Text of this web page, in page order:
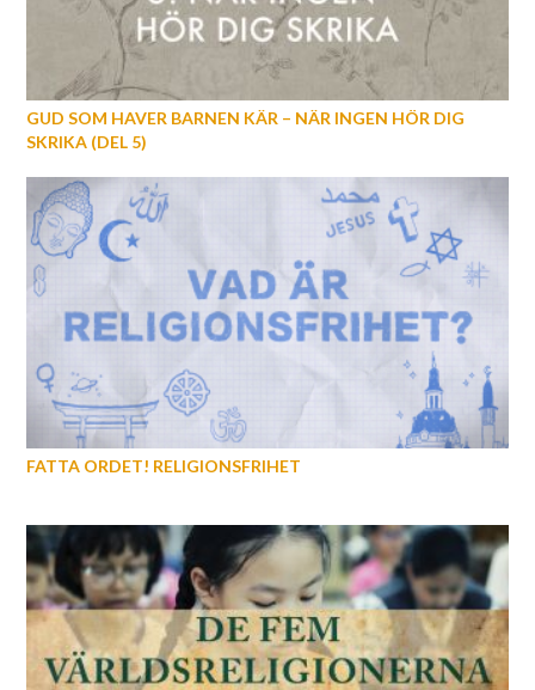
GUD SOM HAVER BARNEN KÄR – NÄR INGEN HÖR DIG
SKRIKA (DEL 5)
FATTA ORDET! RELIGIONSFRIHET